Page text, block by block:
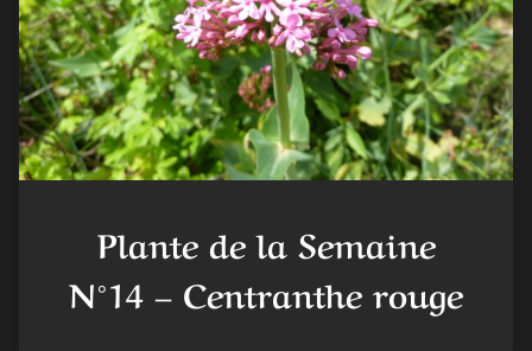
Plante de la Semaine
N°14 – Centranthe rouge